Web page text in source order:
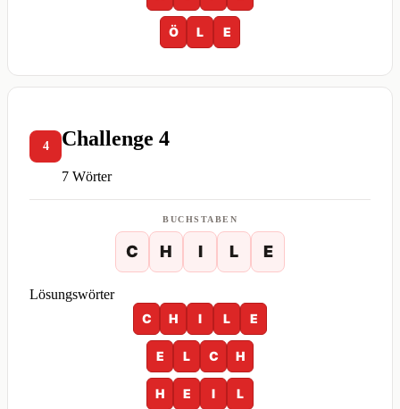
Ö L E
4 Challenge 4
7 Wörter
BUCHSTABEN
C H I L E
Lösungswörter
C
H I L E
E L C H
H E I L